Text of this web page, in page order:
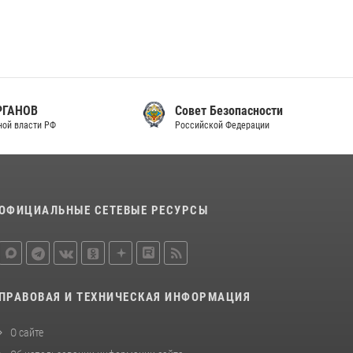
скорой помощи (видео)
14 июля 2026, 12:20 1
В Росгвардии прошла военно-научная
Совет Безопасности
Российской Федерации
СЕТЕВЫЕ РЕСУРСЫ
ПРАВОВАЯ И ТЕХНИЧЕСКАЯ ИНФОРМАЦИЯ
О сайте